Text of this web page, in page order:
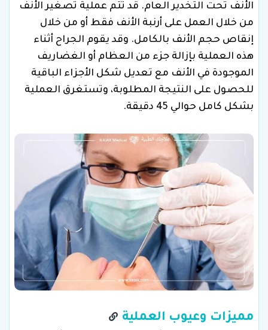
الأنف تحت التخدير العام. قد تتم عملية تصغير الأنف
من خلال العمل على أرنبة الأنف فقط أو من خلال
إنقاص حجم الأنف بالكامل. وقد يقوم الجراح أثناء
هذه العملية بإزالة جزء من العظام أو الغضاريف
الموجودة في الأنف مع تعديل شكل الأجزاء الباقية
للحصول على النتيجة المطلوبة، وتستغرق العملية
بشكل كامل حوالي 45 دقيقة.
مميزات وعيوب العملية